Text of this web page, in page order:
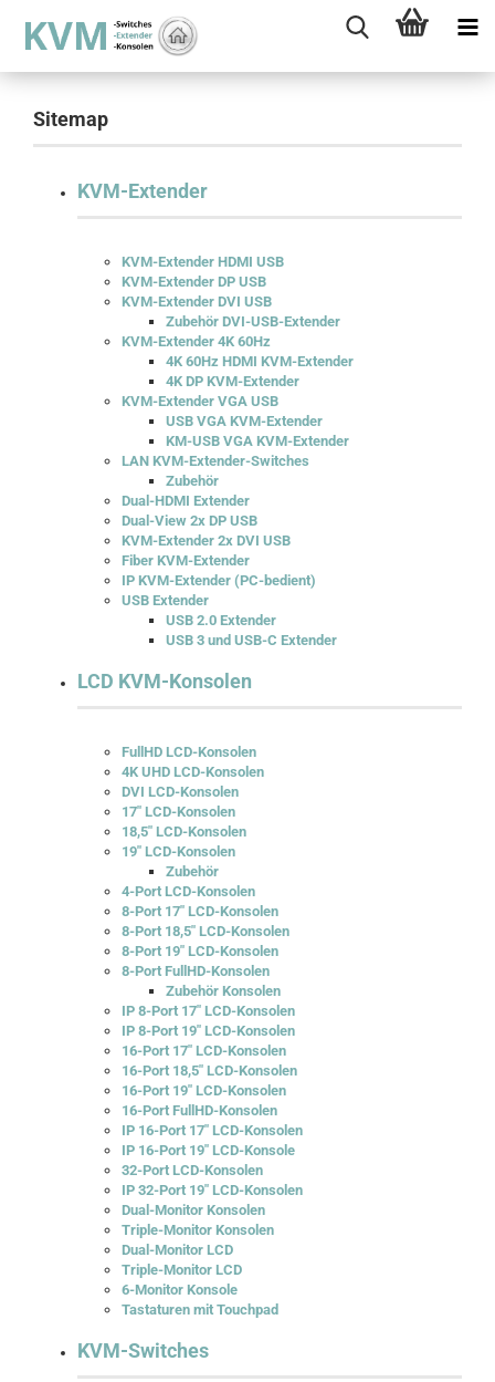
Sitemap
KVM-Extender
KVM-Extender HDMI USB
KVM-Extender DP USB
KVM-Extender DVI USB
Zubehör DVI-USB-Extender
KVM-Extender 4K 60Hz
4K 60Hz HDMI KVM-Extender
4K DP KVM-Extender
KVM-Extender VGA USB
USB VGA KVM-Extender
KM-USB VGA KVM-Extender
LAN KVM-Extender-Switches
Zubehör
Dual-HDMI Extender
Dual-View 2x DP USB
KVM-Extender 2x DVI USB
Fiber KVM-Extender
IP KVM-Extender (PC-bedient)
USB Extender
USB 2.0 Extender
USB 3 und USB-C Extender
LCD KVM-Konsolen
FullHD LCD-Konsolen
4K UHD LCD-Konsolen
DVI LCD-Konsolen
17" LCD-Konsolen
18,5" LCD-Konsolen
19" LCD-Konsolen
Zubehör
4-Port LCD-Konsolen
8-Port 17" LCD-Konsolen
8-Port 18,5" LCD-Konsolen
8-Port 19" LCD-Konsolen
8-Port FullHD-Konsolen
Zubehör Konsolen
IP 8-Port 17" LCD-Konsolen
IP 8-Port 19" LCD-Konsolen
16-Port 17" LCD-Konsolen
16-Port 18,5" LCD-Konsolen
16-Port 19" LCD-Konsolen
16-Port FullHD-Konsolen
IP 16-Port 17" LCD-Konsolen
IP 16-Port 19" LCD-Konsole
32-Port LCD-Konsolen
IP 32-Port 19" LCD-Konsolen
Dual-Monitor Konsolen
Triple-Monitor Konsolen
Dual-Monitor LCD
Triple-Monitor LCD
6-Monitor Konsole
Tastaturen mit Touchpad
KVM-Switches